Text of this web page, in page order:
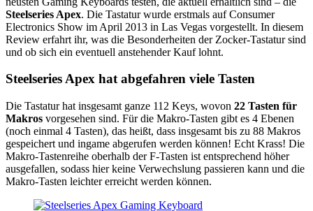
coole
Gamer-
Tastatur
der
mittleren
Steelseries Apex. Die Tastatur wurde erstmals auf Consumer
Electronics Show im April 2013 in Las Vegas vorgestellt. In diesem
Review erfahrt ihr, was die Besonderheiten der Zocker-Tastatur sind
und ob sich ein eventuell anstehender Kauf lohnt.
Steelseries Apex hat abgefahren viele Tasten
Die Tastatur hat insgesamt ganze 112 Keys, wovon 22 Tasten für
Makros vorgesehen sind. Für die Makro-Tasten gibt es 4 Ebenen
(noch einmal 4 Tasten), das heißt, dass insgesamt bis zu 88 Makros
gespeichert und ingame abgerufen werden können! Echt Krass! Die
Makro-Tastenreihe oberhalb der F-Tasten ist entsprechend höher
ausgefallen, sodass hier keine Verwechslung passieren kann und die
Makro-Tasten leichter erreicht werden können.